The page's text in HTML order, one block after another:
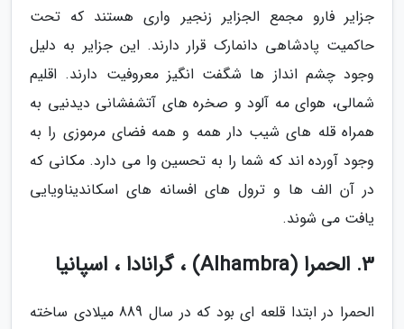
جزایر فارو مجمع الجزایر زنجیر واری هستند که تحت
حاکمیت پادشاهی دانمارک قرار دارند. این جزایر به دلیل
وجود چشم انداز ها شگفت انگیز معروفیت دارند. اقلیم
شمالی، هوای مه آلود و صخره های آتشفشانی دیدنیی به
همراه قله های شیب دار همه و همه فضای مرموزی را به
وجود آورده اند که شما را به تحسین وا می دارد. مکانی که
در آن الف ها و ترول های افسانه های اسکاندیناویایی
یافت می شوند.
3. الحمرا (Alhambra) ، گرانادا ، اسپانیا
الحمرا در ابتدا قلعه ای بود که در سال 889 میلادی ساخته